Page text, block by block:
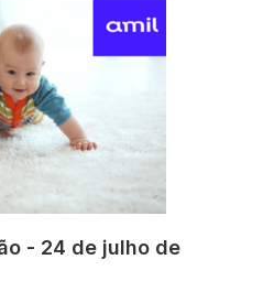
- 24 de julho de